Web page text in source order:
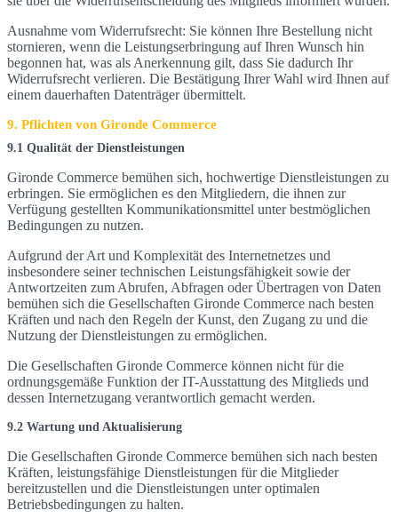
Ausnahme vom Widerrufsrecht: Sie können Ihre Bestellung nicht
stornieren, wenn die Leistungserbringung auf Ihren Wunsch hin
begonnen hat, was als Anerkennung gilt, dass Sie dadurch Ihr
Widerrufsrecht verlieren. Die Bestätigung Ihrer Wahl wird Ihnen auf
einem dauerhaften Datenträger übermittelt.
9. Pflichten von Gironde Commerce
9.1 Qualität der Dienstleistungen
Gironde Commerce bemühen sich, hochwertige Dienstleistungen zu
erbringen. Sie ermöglichen es den Mitgliedern, die ihnen zur
Verfügung gestellten Kommunikationsmittel unter bestmöglichen
Bedingungen zu nutzen.
Aufgrund der Art und Komplexität des Internetnetzes und
insbesondere seiner technischen Leistungsfähigkeit sowie der
Antwortzeiten zum Abrufen, Abfragen oder Übertragen von Daten
bemühen sich die Gesellschaften Gironde Commerce nach besten
Kräften und nach den Regeln der Kunst, den Zugang zu und die
Nutzung der Dienstleistungen zu ermöglichen.
Die Gesellschaften Gironde Commerce können nicht für die
ordnungsgemäße Funktion der IT-Ausstattung des Mitglieds und
dessen Internetzugang verantwortlich gemacht werden.
9.2 Wartung und Aktualisierung
Die Gesellschaften Gironde Commerce bemühen sich nach besten
Kräften, leistungsfähige Dienstleistungen für die Mitglieder
bereitzustellen und die Dienstleistungen unter optimalen
Betriebsbedingungen zu halten.